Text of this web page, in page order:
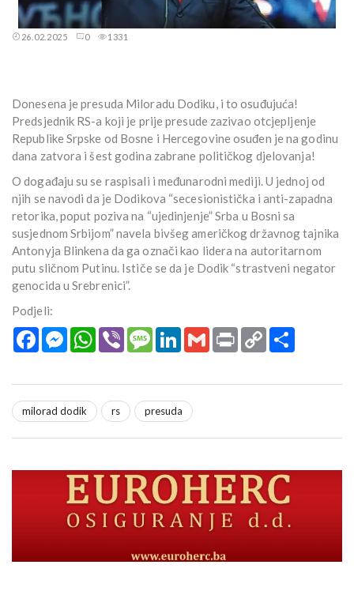
26.02.2025 0 1331
Donesena je presuda Miloradu Dodiku, i to osuđujuća!
Predsjednik RS-a koji je prije presude zazivao otcjepljenje
Republike Srpske od Bosne i Hercegovine osuđen je na godinu
dana zatvora i šest godina zabrane političkog djelovanja!
O događaju su se raspisali i međunarodni mediji. U jednoj od
njih se navodi da je Dodikova “secesionistička i anti-zapadna
retorika, poput poziva na “ujedinjenje” Srba u Bosni sa
susjednom Srbijom” navela bivšeg američkog državnog tajnika
Antonyja Blinkena da ga označi kao lidera na autoritarnom
putu sličnom Putinu. Ističe se da je Dodik “strastveni negator
genocida u Srebrenici”.
Podjeli:
FacebookMessengerWhatsApp
Viber MessageLinkedInGmail Print Copy
Link
milorad dodik rs presuda